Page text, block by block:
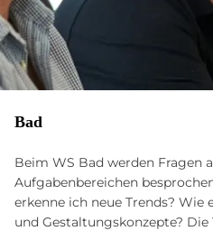
Bad
Beim WS Bad werden Fragen
Aufgabenbereichen
erkenne ich neue Trends?
und Gestaltungskonzepte?